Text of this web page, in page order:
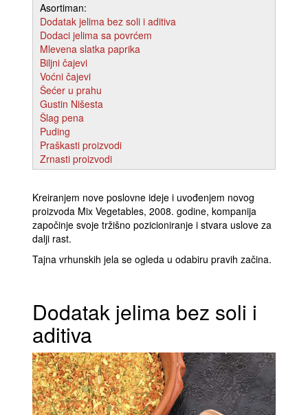
Asortiman:
Dodatak jelima bez soli i aditiva
Dodaci jelima sa povrćem
Mlevena slatka paprika
Biljni čajevi
Voćni čajevi
Šećer u prahu
Gustin Nišesta
Šlag pena
Puding
Praškasti proizvodi
Zrnasti proizvodi
Kreiranjem nove poslovne ideje i uvođenjem novog
proizvoda Mix Vegetables, 2008. godine, kompanija
započinje svoje tržišno pozicioniranje i stvara uslove za
dalji rast.
Tajna vrhunskih jela se ogleda u odabiru pravih začina.
Dodatak jelima bez soli i
aditiva